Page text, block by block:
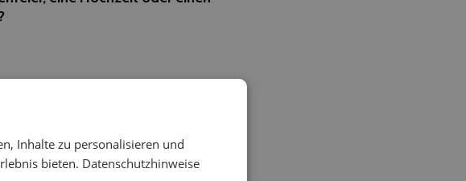
Inhalte zu personalisieren und
bieten. Datenschutzhinweise